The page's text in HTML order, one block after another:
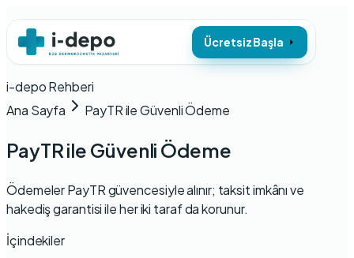
Ücretsiz Başla
i-depo Rehberi
Ana Sayfa
PayTR ile Güvenli Ödeme
PayTR ile Güvenli Ödeme
Ödemeler PayTR güvencesiyle alınır; taksit imkânı ve
hakediş garantisi ile her iki taraf da korunur.
İçindekiler